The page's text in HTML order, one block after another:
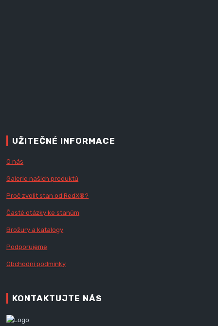
UŽITEČNÉ INFORMACE
O nás
Galerie našich produktů
Proč zvolit stan od RedX®?
Časté otázky ke stanům
Brožury a katalogy
Podporujeme
Obchodní podmínky
KONTAKTUJTE NÁS